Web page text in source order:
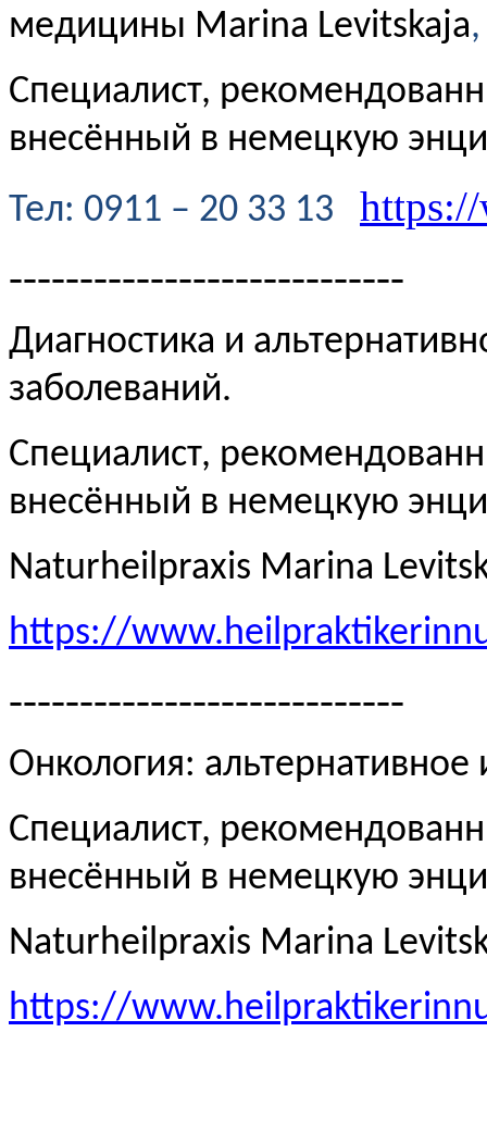
медицины Marina Levitskaja,
Специалист,
внесённый в немецкую
Teл: 0911 – 20 33 13
----------------------------
Диагностика и
заболеваний.
Специалист,
внесённый в немецкую
Naturheilpraxis Marina
https://
----------------------------
Онкология:
Специалист,
внесённый в немецкую
Naturheilpraxis Marina
https://